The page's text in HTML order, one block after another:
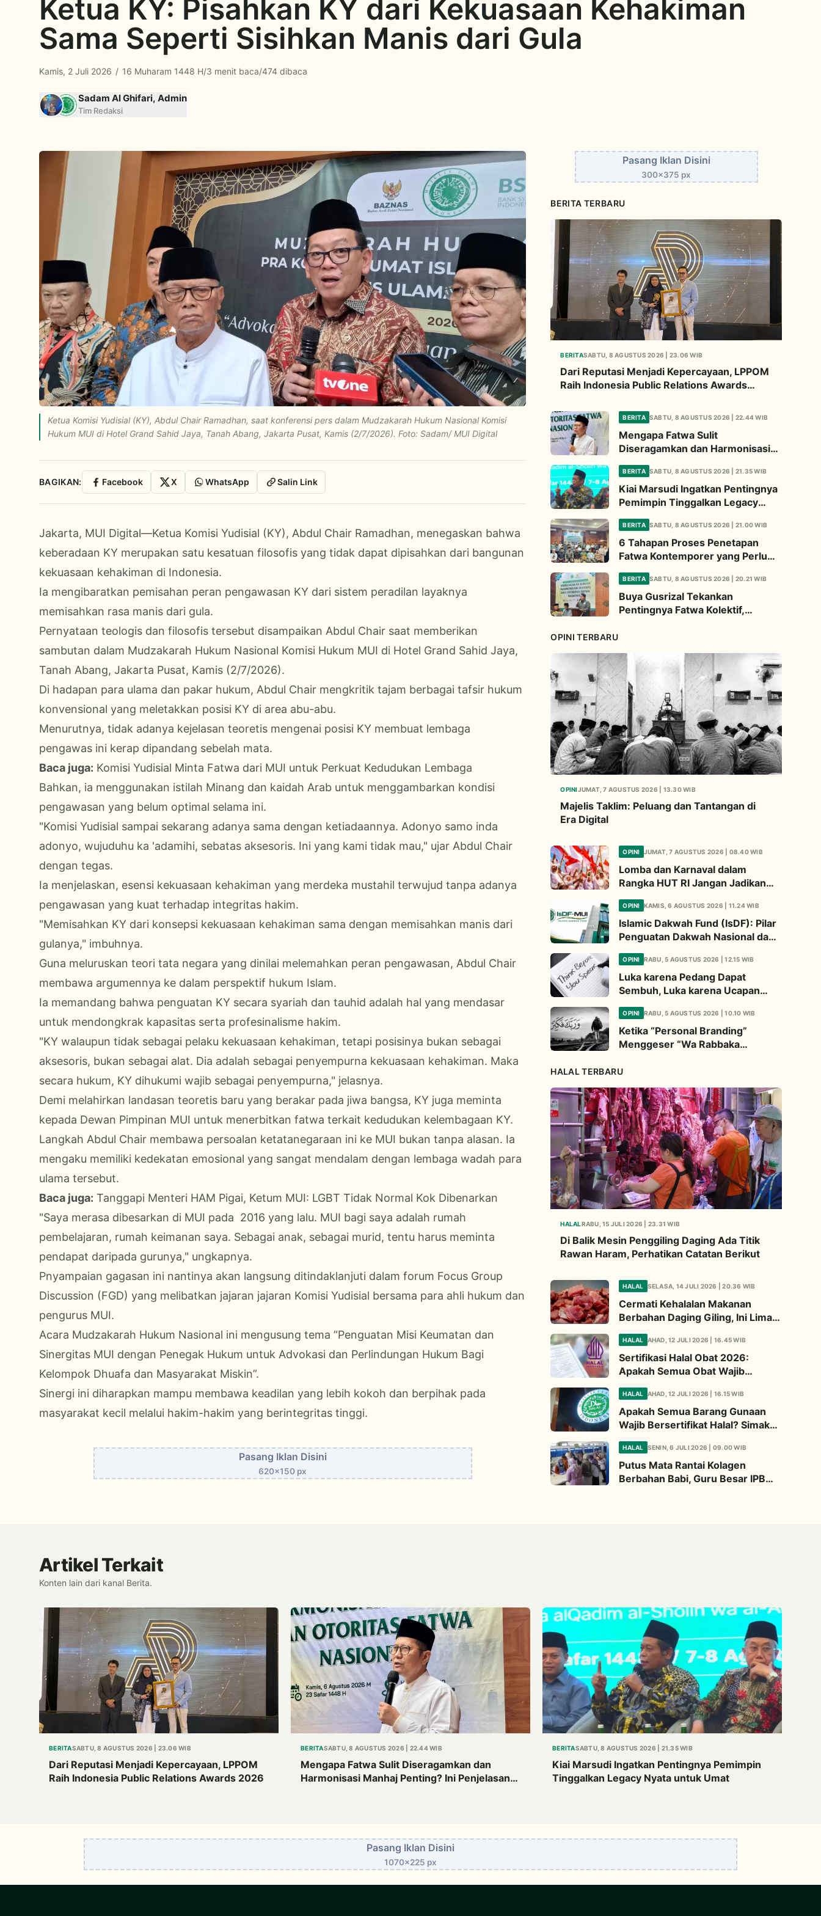
Ketua KY: Pisahkan KY dari Kekuasaan Kehakiman
Sama Seperti Sisihkan Manis dari Gula
Kamis, 2 Juli 2026 / 16 Muharam 1448 H/3 menit baca/474 dibaca
Sadam Al Ghifari, Admin
Tim Redaksi
Ketua Komisi Yudisial (KY), Abdul Chair Ramadhan, saat konferensi pers dalam Mudzakarah Hukum Nasional Komisi
Hukum MUI di Hotel Grand Sahid Jaya, Tanah Abang, Jakarta Pusat, Kamis (2/7/2026). Foto: Sadam/ MUI Digital
BAGIKAN: Facebook X WhatsApp Salin Link
Jakarta, MUI Digital—Ketua Komisi Yudisial (KY), Abdul Chair Ramadhan, menegaskan bahwa
keberadaan KY merupakan satu kesatuan filosofis yang tidak dapat dipisahkan dari bangunan
kekuasaan kehakiman di Indonesia.
Ia mengibaratkan pemisahan peran pengawasan KY dari sistem peradilan layaknya
memisahkan rasa manis dari gula.
Pernyataan teologis dan filosofis tersebut disampaikan Abdul Chair saat memberikan
sambutan dalam Mudzakarah Hukum Nasional Komisi Hukum MUI di Hotel Grand Sahid Jaya,
Tanah Abang, Jakarta Pusat, Kamis (2/7/2026).
Di hadapan para ulama dan pakar hukum, Abdul Chair mengkritik tajam berbagai tafsir hukum
konvensional yang meletakkan posisi KY di area abu-abu.
Menurutnya, tidak adanya kejelasan teoretis mengenai posisi KY membuat lembaga
pengawas ini kerap dipandang sebelah mata.
Baca juga: Komisi Yudisial Minta Fatwa dari MUI untuk Perkuat Kedudukan Lembaga
Bahkan, ia menggunakan istilah Minang dan kaidah Arab untuk menggambarkan kondisi
pengawasan yang belum optimal selama ini.
"Komisi Yudisial sampai sekarang adanya sama dengan ketiadaannya. Adonyo samo inda
adonyo, wujuduhu ka 'adamihi, sebatas aksesoris. Ini yang kami tidak mau," ujar Abdul Chair
dengan tegas.
Ia menjelaskan, esensi kekuasaan kehakiman yang merdeka mustahil terwujud tanpa adanya
pengawasan yang kuat terhadap integritas hakim.
"Memisahkan KY dari konsepsi kekuasaan kehakiman sama dengan memisahkan manis dari
gulanya," imbuhnya.
Guna meluruskan teori tata negara yang dinilai melemahkan peran pengawasan, Abdul Chair
membawa argumennya ke dalam perspektif hukum Islam.
Ia memandang bahwa penguatan KY secara syariah dan tauhid adalah hal yang mendasar
untuk mendongkrak kapasitas serta profesinalisme hakim.
"KY walaupun tidak sebagai pelaku kekuasaan kehakiman, tetapi posisinya bukan sebagai
aksesoris, bukan sebagai alat. Dia adalah sebagai penyempurna kekuasaan kehakiman. Maka
secara hukum, KY dihukumi wajib sebagai penyempurna," jelasnya.
Demi melahirkan landasan teoretis baru yang berakar pada jiwa bangsa, KY juga meminta
kepada Dewan Pimpinan MUI untuk menerbitkan fatwa terkait kedudukan kelembagaan KY.
Langkah Abdul Chair membawa persoalan ketatanegaraan ini ke MUI bukan tanpa alasan. Ia
mengaku memiliki kedekatan emosional yang sangat mendalam dengan lembaga wadah para
ulama tersebut.
Baca juga: Tanggapi Menteri HAM Pigai, Ketum MUI: LGBT Tidak Normal Kok Dibenarkan
"Saya merasa dibesarkan di MUI pada 2016 yang lalu. MUI bagi saya adalah rumah
pembelajaran, rumah keimanan saya. Sebagai anak, sebagai murid, tentu harus meminta
pendapat daripada gurunya," ungkapnya.
Pnyampaian gagasan ini nantinya akan langsung ditindaklanjuti dalam forum Focus Group
Discussion (FGD) yang melibatkan jajaran jajaran Komisi Yudisial bersama para ahli hukum dan
pengurus MUI.
Acara Mudzakarah Hukum Nasional ini mengusung tema “Penguatan Misi Keumatan dan
Sinergitas MUI dengan Penegak Hukum untuk Advokasi dan Perlindungan Hukum Bagi
Kelompok Dhuafa dan Masyarakat Miskin”.
Sinergi ini diharapkan mampu membawa keadilan yang lebih kokoh dan berpihak pada
masyarakat kecil melalui hakim-hakim yang berintegritas tinggi.
Pasang Iklan Disini
620x150 px
Pasang Iklan Disini
300x375 px
BERITA TERBARU
BERITASABTU, 8 AGUSTUS 2026 | 23.06 WIB
Dari Reputasi Menjadi Kepercayaan, LPPOM
Raih Indonesia Public Relations Awards
BERITA SABTU, 8 AGUSTUS 2026 | 22.44 WIB
Mengapa Fatwa Sulit
Diseragamkan dan Harmonisasi
Manhaj Penting? Ini Penjelasan
Kiai Cholil
BERITA SABTU, 8 AGUSTUS 2026 | 21.35 WIB
Kiai Marsudi Ingatkan Pentingnya
Pemimpin Tinggalkan Legacy
Nyata untuk Umat
BERITA SABTU, 8 AGUSTUS 2026 | 21.00 WIB
6 Tahapan Proses Penetapan
Fatwa Kontemporer yang Perlu
Diperhatikan
BERITA SABTU, 8 AGUSTUS 2026 | 20.21 WIB
Buya Gusrizal Tekankan
Pentingnya Fatwa Kolektif,
OPINI TERBARU
OPINIJUMAT, 7 AGUSTUS 2026 | 13.30 WIB
Majelis Taklim: Peluang dan Tantangan di
Era Digital
OPINI JUMAT, 7 AGUSTUS 2026 | 08.40 WIB
Lomba dan Karnaval dalam
Rangka HUT RI Jangan Jadikan
Ajang Judi dan Kampanye LGBT
OPINI KAMIS, 6 AGUSTUS 2026 | 11.24 WIB
Islamic Dakwah Fund (IsDF): Pilar
Penguatan Dakwah Nasional dan
Jembatan Kepedulian Umat
Global
OPINI RABU, 5 AGUSTUS 2026 | 12.15 WIB
Luka karena Pedang Dapat
Sembuh, Luka karena Ucapan
Dapat Diwariskan
OPINI RABU, 5 AGUSTUS 2026 | 10.10 WIB
Ketika “Personal Branding”
Menggeser “Wa Rabbaka
HALAL TERBARU
HALALRABU, 15 JULI 2026 | 23.31 WIB
Di Balik Mesin Penggiling Daging Ada Titik
Rawan Haram, Perhatikan Catatan Berikut
HALAL SELASA, 14 JULI 2026 | 20.36 WIB
Cermati Kehalalan Makanan
Berbahan Daging Giling, Ini Lima
Diperhatikan
HALAL AHAD, 12 JULI 2026 | 16.45 WIB
Sertifikasi Halal Obat 2026:
Apakah Semua Obat Wajib
Penjelasannya
HALAL AHAD, 12 JULI 2026 | 16.15 WIB
Apakah Semua Barang Gunaan
Wajib Bersertifikat Halal? Simak
HALAL SENIN, 6 JULI 2026 | 09.00 WIB
Putus Mata Rantai Kolagen
Berbahan Babi, Guru Besar IPB
Artikel Terkait
Konten lain dari kanal Berita.
BERITASABTU, 8 AGUSTUS 2026 | 23.06 WIB
Dari Reputasi Menjadi Kepercayaan, LPPOM
Raih Indonesia Public Relations Awards 2026
BERITASABTU, 8 AGUSTUS 2026 | 22.44 WIB
Mengapa Fatwa Sulit Diseragamkan dan
Harmonisasi Manhaj Penting? Ini Penjelasan
BERITASABTU, 8 AGUSTUS 2026 | 21.35 WIB
Kiai Marsudi Ingatkan Pentingnya Pemimpin
Tinggalkan Legacy Nyata untuk Umat
Pasang Iklan Disini
1070x225 px